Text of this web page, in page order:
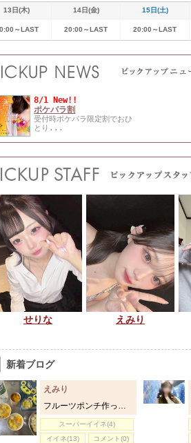
13日(木) 14日(金) 15日(土)
～LAST 20:00～LAST 20:00～LAST
8/1 New!!
ポケパラ割
受付時ポケパラ限定割でおひ
とり...
せりな えみり
新着ブログ
えみり
フルーツポンチ作った🥣✨
スーパーイイネ(4)
イイネ(13)
コメント(0)